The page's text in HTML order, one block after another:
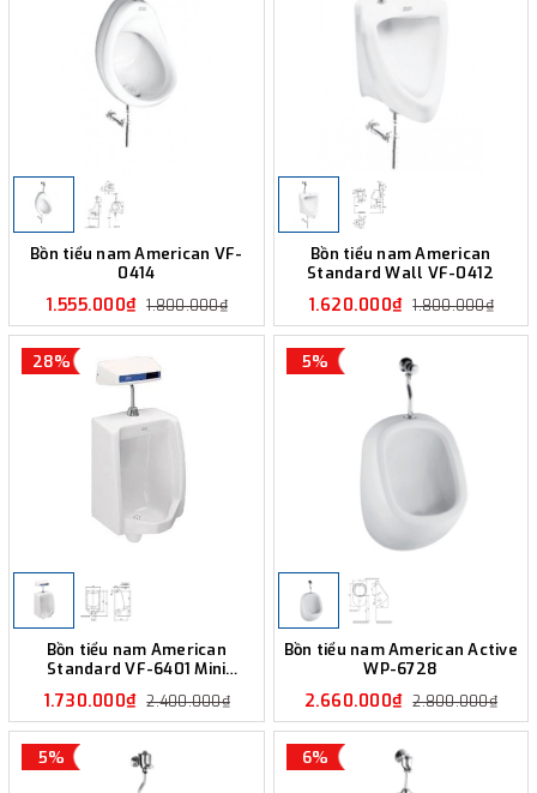
Bồn tiểu nam American VF-
0414
1.555.000₫ 1.800.000₫
Bồn tiểu nam American
Standard Wall VF-0412
1.620.000₫ 1.800.000₫
28%
Bồn tiểu nam American
Standard VF-6401 Mini
1.730.000₫ 2.400.000₫
5%
Bồn tiểu nam American Active
WP-6728
2.660.000₫ 2.800.000₫
5% 6%